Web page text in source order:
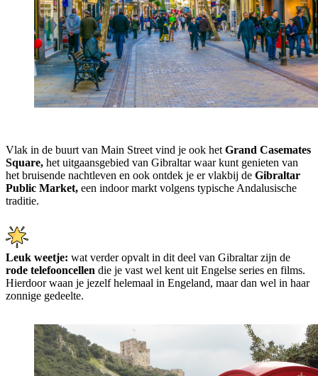
Vlak in de buurt van Main Street vind je ook het Grand Casemates
Square, het uitgaansgebied van Gibraltar waar kunt genieten van
het bruisende nachtleven en ook ontdek je er vlakbij de Gibraltar
Public Market, een indoor markt volgens typische Andalusische
traditie.
Leuk weetje: wat verder opvalt in dit deel van Gibraltar zijn de
rode telefooncellen die je vast wel kent uit Engelse series en films.
Hierdoor waan je jezelf helemaal in Engeland, maar dan wel in haar
zonnige gedeelte.